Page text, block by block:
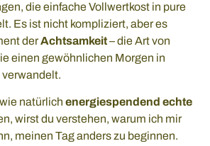
die einfache Vollwertkost in pure
Es ist nicht kompliziert, aber es
derAchtsamkeit– die Art von
einen gewöhnlichen Morgen in
natürlich energiespendend echte
wirst du verstehen, warum ich mir
meinen Tag anders zu beginnen.